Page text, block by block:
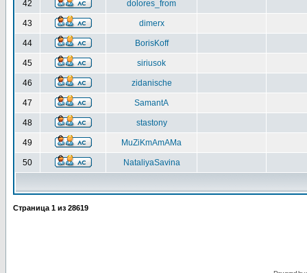
42 dolores_from
43 dimerx
44 BorisKoff
45 siriusok
46 zidanische
47 SamantA
48 stastony
49 MuZiKmAmAMa
50 NataliyaSavina
Страница 1 из 28619